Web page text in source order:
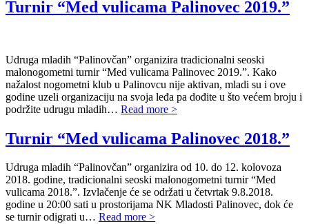
Turnir “Med vulicama Palinovec 2019.”
Udruga mladih “Palinovčan” organizira tradicionalni seoski
malonogometni turnir “Med vulicama Palinovec 2019.”. Kako
nažalost nogometni klub u Palinovcu nije aktivan, mladi su i ove
godine uzeli organizaciju na svoja leđa pa dođite u što većem broju i
podržite udrugu mladih… Read more >
Turnir “Med vulicama Palinovec 2018.”
Udruga mladih “Palinovčan” organizira od 10. do 12. kolovoza
2018. godine, tradicionalni seoski malonogometni turnir “Med
vulicama 2018.”. Izvlačenje će se održati u četvrtak 9.8.2018.
godine u 20:00 sati u prostorijama NK Mladosti Palinovec, dok će
se turnir odigrati u… Read more >